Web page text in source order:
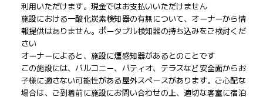
利用いただけます。現金ではお支払いいただけません
施設における一酸化炭素検知器の有無について、オーナーから情
報提供はありません。ポータブル検知器の持ち込みをご検討くだ
さい
オーナーによると、施設に煙感知器があるとのことです
この施設には、バルコニー、パティオ、テラスなど安全面からお
子様に適さない可能性がある屋外スペースがあります。ご心配な
場合は、ご到着前に施設にお問い合わせの上、適切な客室に宿泊